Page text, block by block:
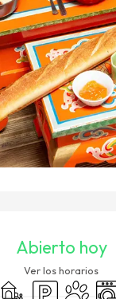
Abierto hoy
Ver los horarios
Juegos infantiles /
Aparcamiento
Se